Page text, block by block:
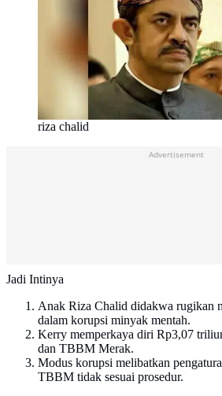
riza chalid
Advertisement
Jadi Intinya
Anak Riza Chalid didakwa rugikan
dalam korupsi minyak mentah.
Kerry memperkaya diri Rp3,07
dan TBBM Merak.
Modus korupsi melibatkan
TBBM tidak sesuai prosedur.